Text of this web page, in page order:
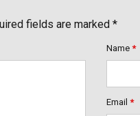
fields are marked *
Name *
Email *